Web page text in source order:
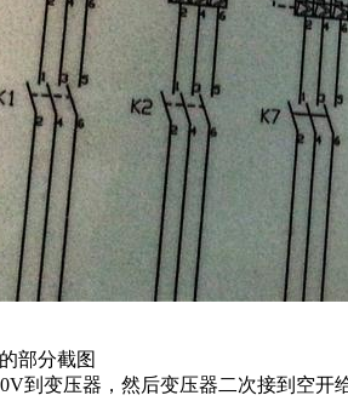
部分截图
到变压器，然后变压器二次接到空开